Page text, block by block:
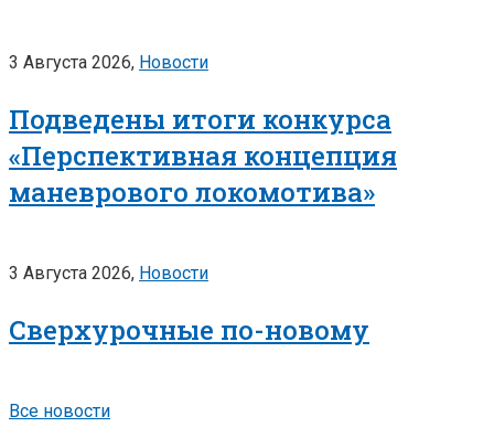
3 Августа 2026, Новости
Подведены итоги конкурса
«Перспективная концепция
маневрового локомотива»
3 Августа 2026, Новости
Сверхурочные по-новому
Все новости